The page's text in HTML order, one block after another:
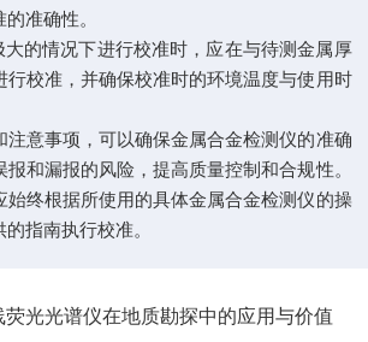
准确性。
情况下进行校准时，应在与待测金属厚
行校准，并确保校准时的环境温度与使用时
意事项，可以确保金属合金检测仪的准确
和漏报的风险，提高质量控制和合规性。
始终根据所使用的具体金属合金检测仪的操
指南执行校准。
荧光光谱仪在地质勘探中的应用与价值